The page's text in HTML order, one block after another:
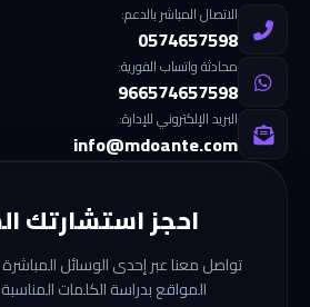
الاتصال المباشر بالدعم:
0574657598
محادثة واتساب الفورية:
966574657598
البريد الإلكتروني للإدارة:
info@mdoante.com
احجز استشارتك
تواصل معنا عبر إحدى الوسائل
المواقع بدراسة الكلمات